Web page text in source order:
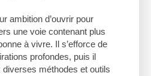
ambition d’ouvrir pour
une voie contenant plus
à vivre. Il s’efforce de
profondes, puis il
méthodes et outils